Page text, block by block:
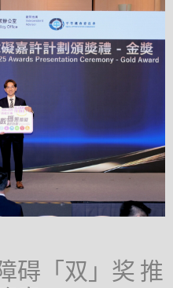
碍「双」奖 推